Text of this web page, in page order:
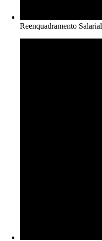
Reenquadramento Salarial​